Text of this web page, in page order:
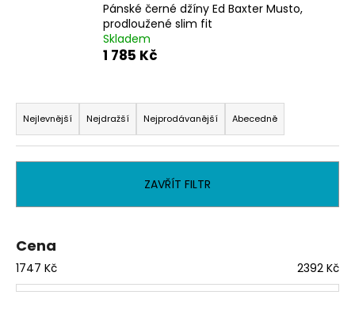
Pánské černé džíny Ed Baxter Musto,
prodloužené slim fit
Skladem
1 785 Kč
Ř
a
z
e
í
r
o
d
Nejlevnější Nejdražší Nejprodávanější Abecedně
ZAVŘÍT FILTR
Cena
1747 Kč 2392 Kč
HLEDAT
o
p
o
r